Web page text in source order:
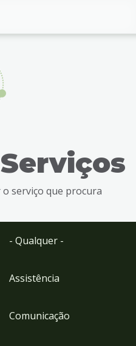
serviço que procura
- Qualquer -
Assistência
Comunicação